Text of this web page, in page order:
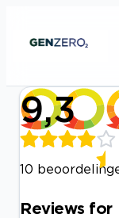
9,3
10
Reviews for